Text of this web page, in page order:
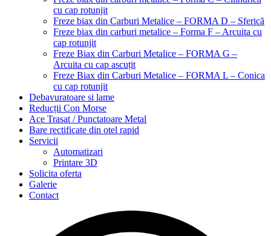
cu cap rotunjit
Freze biax din Carburi Metalice – FORMA D – Sferică
Freze biax din carburi metalice – Forma F – Arcuita cu
cap rotunjit
Freze Biax din Carburi Metalice – FORMA G –
Arcuita cu cap ascuțit
Freze Biax din Carburi Metalice – FORMA L – Conica
cu cap rotunjit
Debavuratoare si lame
Reducții Con Morse
Ace Trasat / Punctatoare Metal
Bare rectificate din otel rapid
Servicii
Automatizari
Printare 3D
Solicita oferta
Galerie
Contact